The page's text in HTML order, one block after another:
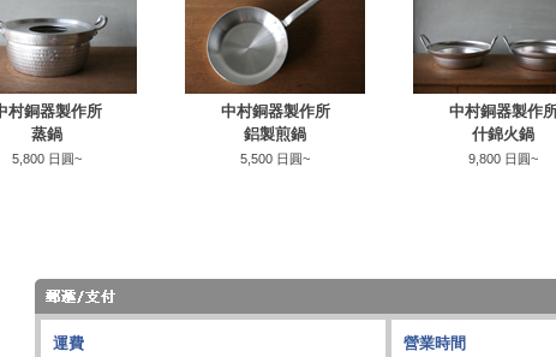
村銅器製作所
蒸鍋
5,800 日圓~
中村銅器製作所
鋁製煎鍋
5,500 日圓~
中村銅器製作
什錦火鍋
9,800 日圓~
運費 營業時間